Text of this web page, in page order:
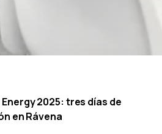
2025: tres días de
en Rávena